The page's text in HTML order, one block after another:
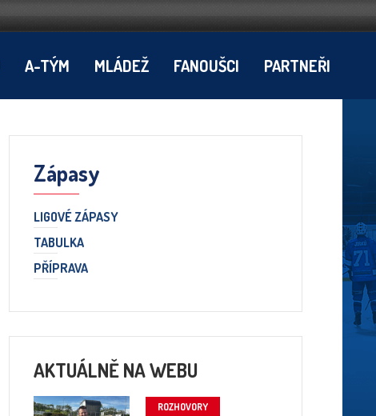
A-TÝM MLÁDEŽ FANOUŠCI PARTNEŘI
Zápasy
LIGOVÉ ZÁPASY
TABULKA
PŘÍPRAVA
AKTUÁLNĚ NA WEBU
ROZHOVORY